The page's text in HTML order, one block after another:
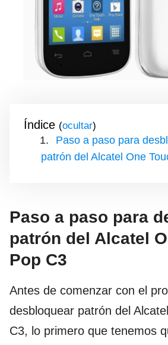
Índice ( )
Paso a paso para
patrón del Alcatel One
Paso a paso para
patrón del Alcatel
Pop C3
Antes de comenzar con el
desbloquear patrón del
C3, lo primero que tenemos